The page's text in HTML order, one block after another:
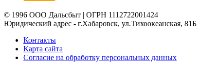
© 1996 ООО Дальсбыт | ОГРН 1112722001424
Юридический адрес - г.Хабаровск, ул.Тихоокеанская, 81Б
Контакты
Карта сайта
Согласие на обработку персональных данных